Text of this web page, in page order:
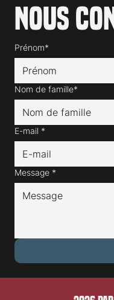
Nous
Prénom*
Nom de famille*
E-mail *
Message *